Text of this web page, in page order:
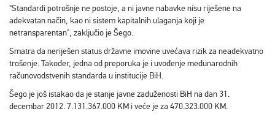
"Standardi potrošnje ne postoje, a ni javne nabavke nisu riješene na
adekvatan način, kao ni sistem kapitalnih ulaganja koji je
netransparentan", zaključio je Šego.
Smatra da neriješen status državne imovine uvećava rizik za neadekvatno
trošenje. Također, jedna od preporuka je i uvođenje međunarodnih
računovodstvenih standarda u institucije BiH.
Šego je još istakao da je stanje javne zaduženosti BiH na dan 31.
decembar 2012. 7.131.367.000 KM i veće je za 470.323.000 KM.